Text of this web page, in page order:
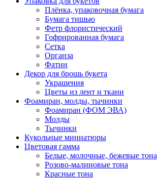
Плёнка, упаковочная бумага
Бумага тишью
Фетр флористический
Гофрированная бумага
Сетка
Органза
Фатин
Декор для брошь букета
Украшения
Цветы из лент и ткани
Фоамиран, молды, тычинки
Фоамиран (ФОМ ЭВА)
Молды
Тычинки
Кукольные миниатюры
Цветовая гамма
Белые, молочные, бежевые тона
Розово-малиновые тона
Красные тона